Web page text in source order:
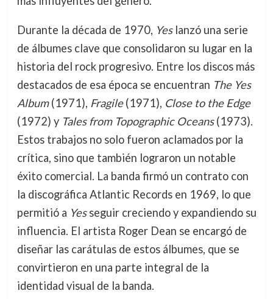
Durante la década de 1970, Yeslanzó una serie
de álbumes clave que consolidaron su lugar en la
historia del rock progresivo. Entre los discos más
destacados de esa época se encuentran The Yes
Album(1971), Fragile(1971), Close to the Edge
(1972) y Tales from Topographic Oceans(1973).
Estos trabajos no solo fueron aclamados por la
crítica, sino que también lograron un notable
éxito comercial. La banda firmó un contrato con
la discográfica Atlantic Records en 1969, lo que
permitió a Yesseguir creciendo y expandiendo su
influencia. El artista Roger Dean se encargó de
diseñar las carátulas de estos álbumes, que se
convirtieron en una parte integral de la
identidad visual de la banda.